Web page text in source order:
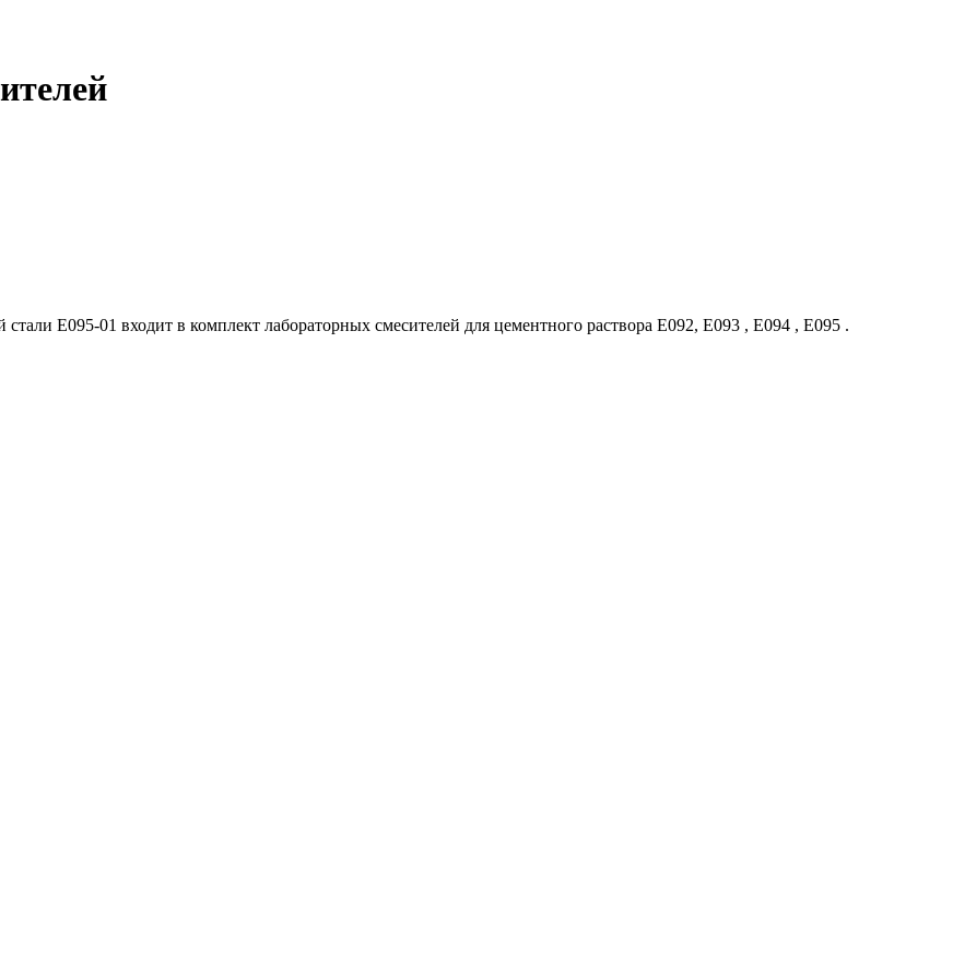
E095-01 входит в комплект лабораторных смесителей для цементного раствора E092, E093 , E094 , E095 .